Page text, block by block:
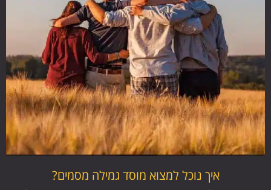
איך נוכל למצוא מוסד גמילה מסמים?